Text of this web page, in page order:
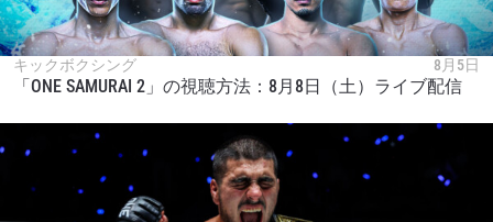
キックボクシング 8月5日
「ONE SAMURAI 2」の視聴方法：8月8日（土）ライブ配信